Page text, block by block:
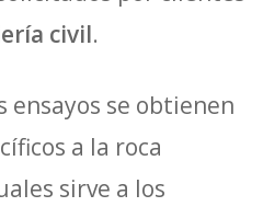
civil.
ensayos se obtienen
a la roca
sirve a los